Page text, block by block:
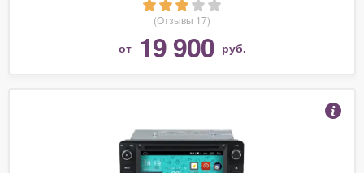
(Отзывы 17)
от 19 900 руб.